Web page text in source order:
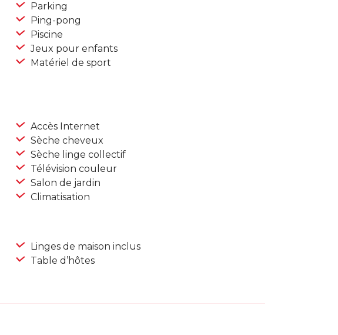
Parking
Ping-pong
Piscine
Jeux pour enfants
Matériel de sport
Accès Internet
Sèche cheveux
Sèche linge collectif
Télévision couleur
Salon de jardin
Climatisation
Linges de maison inclus
Table d’hôtes